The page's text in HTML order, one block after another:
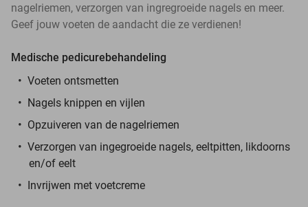
nagelriemen, verzorgen van ingregroeide nagels en meer.
Geef jouw voeten de aandacht die ze verdienen!
Medische pedicurebehandeling
Voeten ontsmetten
Nagels knippen en vijlen
Opzuiveren van de nagelriemen
Verzorgen van ingegroeide nagels, eeltpitten, likdoorns
en/of eelt
Invrijwen met voetcreme